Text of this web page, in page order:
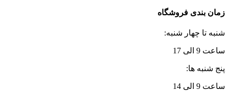
زمان بندی فروشگاه
شنبه تا چهار شنبه:
ساعت 9 الی 17
پنج شنبه ها:
ساعت 9 الی 14